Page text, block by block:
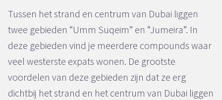
Tussen het strand en centrum van Dubai liggen
twee gebieden “Umm Suqeim” en “Jumeira”. In
deze gebieden vind je meerdere compounds waar
veel westerste expats wonen. De grootste
voordelen van deze gebieden zijn dat ze erg
dichtbij het strand en het centrum van Dubai liggen